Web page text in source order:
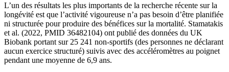
L’un des résultats les plus importants de la recherche récente sur la
longévité est que l’activité vigoureuse n’a pas besoin d’être planifiée
ni structurée pour produire des bénéfices sur la mortalité. Stamatakis
et al. (2022, PMID 36482104) ont publié des données du UK
Biobank portant sur 25 241 non-sportifs (des personnes ne déclarant
aucun exercice structuré) suivis avec des accéléromètres au poignet
pendant une moyenne de 6,9 ans.